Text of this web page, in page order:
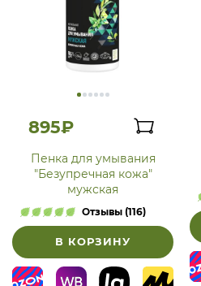
895₽
Пенка для умывания
"Безупречная кожа"
мужская
Отзывы (116)
В КОРЗИНУ